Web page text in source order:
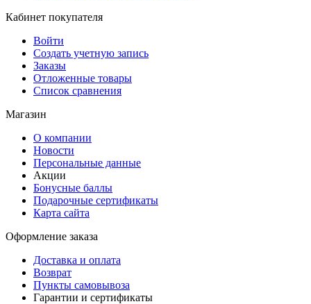
Кабинет покупателя
Войти
Создать учетную запись
Заказы
Отложенные товары
Список сравнения
Магазин
О компании
Новости
Персональные данные
Акции
Бонусные баллы
Подарочные сертификаты
Карта сайта
Оформление заказа
Доставка и оплата
Возврат
Пункты самовывоза
Гарантии и сертификаты